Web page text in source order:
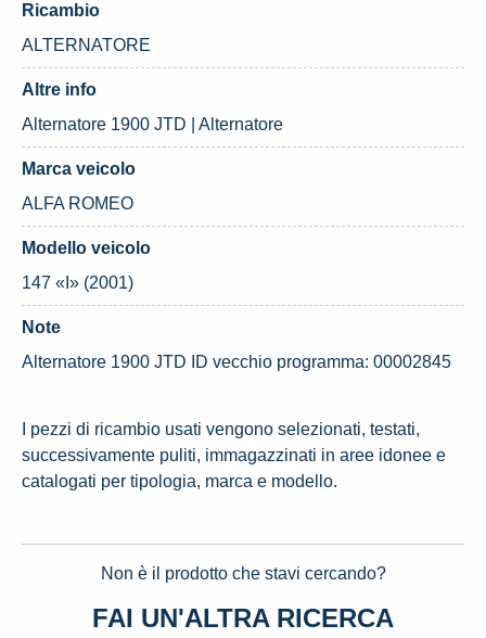
Ricambio
ALTERNATORE
Altre info
Alternatore 1900 JTD | Alternatore
Marca veicolo
ALFA ROMEO
Modello veicolo
147 «I» (2001)
Note
Alternatore 1900 JTD ID vecchio programma: 00002845
I pezzi di ricambio usati vengono selezionati, testati,
successivamente puliti, immagazzinati in aree idonee e
catalogati per tipologia, marca e modello.
Non è il prodotto che stavi cercando?
FAI UN'ALTRA RICERCA